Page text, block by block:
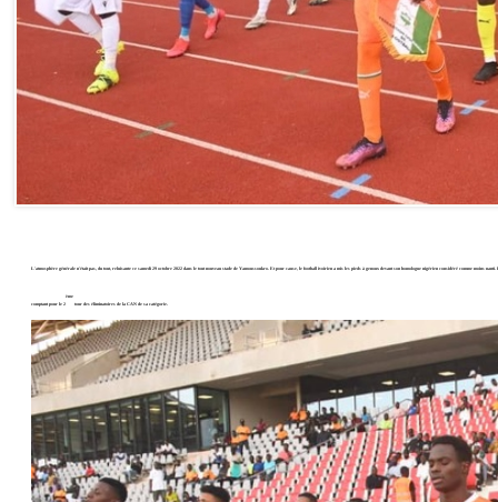
L'atmosphère générale n'était pas, du tout, reluisante ce samedi 29 octobre 2022 dans le tout nouveau stade de Yamoussoukro. Et pour cause, le football ivoirien a mis les pieds à genoux devant son homologue nigérien considéré comme moins
comptant pour le 2
ème
tour des éliminatoires de la CAN de sa catégorie.